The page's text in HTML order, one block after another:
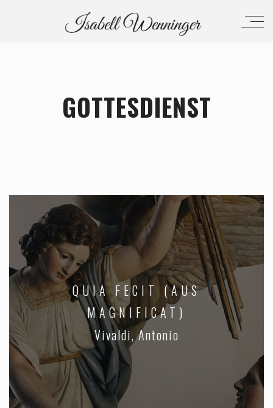
GOTTESDIENST
QUIA FECIT (AUS
MAGNIFICAT)
Vivaldi, Antonio